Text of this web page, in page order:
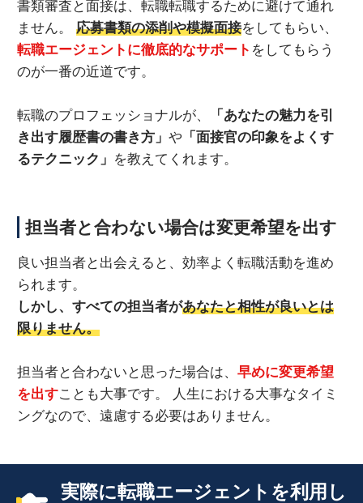
書類審査と面接は、転職転職するために避けて通れ
ません。 応募書類の添削や模擬面接をしてもらい、
転職エージェントに徹底的なサポート をしてもらう
のが一番の近道です。
転職のプロフェッショナルが、
「あなたの魅力を引
き出す履歴書の書き方」 や「面接官の印象をよくす
るテクニック」 を教えてくれます。
担当者と合わない場合は変更希望を出す
良い担当者と出会えると、効率よく転職活動を進め
られます。
しかし、すべての担当者があなたと相性が良いとは
限りません。
担当者と合わないと思った場合は、 早めに変更希望
を出すことも大事です。 人生における大事なタイミ
ングなので、遠慮する必要はありません。
実際に転職エージェントを利用し